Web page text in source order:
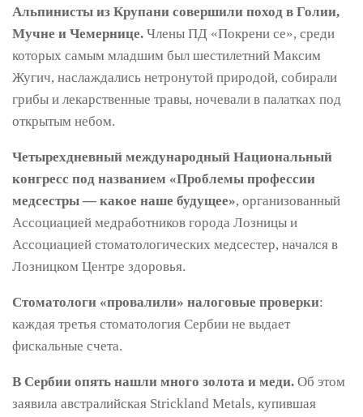
Альпинисты из Крупани совершили поход в Голии,
Мучне и Чемернице. Члены ПД «Покрени се», среди
которых самым младшим был шестилетний Максим
Жугич, наслаждались нетронутой природой, собирали
грибы и лекарственные травы, ночевали в палатках под
открытым небом.
Четырехдневный международный Национальный
конгресс под названием «Проблемы профессии
медсестры — какое наше будущее», организованный
Ассоциацией медработников города Лозницы и
Ассоциацией стоматологических медсестер, начался в
Лозницком Центре здоровья.
Стоматологи «провалили» налоговые проверки:
каждая третья стоматология Сербии не выдает
фискальные счета.
В Сербии опять нашли много золота и меди. Об этом
заявила австралийская Strickland Metals, купившая